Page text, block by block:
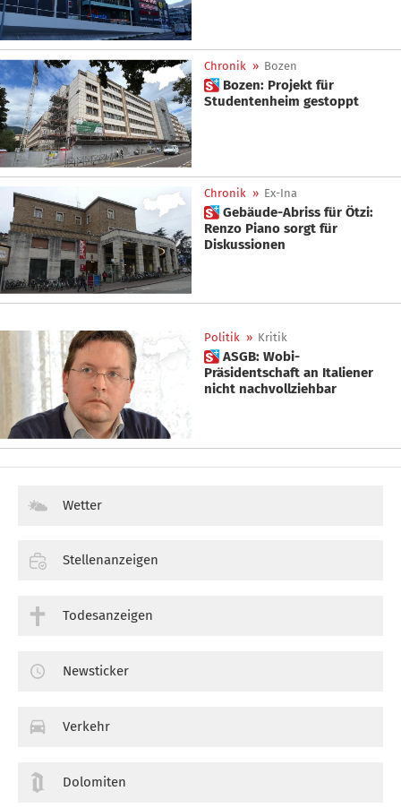
Chronik » Bozen
 Bozen: Projekt für
Studentenheim gestoppt
Chronik » Ex-Ina
 Gebäude-Abriss für Ötzi:
Renzo Piano sorgt für
Diskussionen
Politik » Kritik
 ASGB: Wobi-
Präsidentschaft an Italiener
nicht nachvollziehbar
Wetter
Stellenanzeigen
Todesanzeigen
Newsticker
Verkehr
Dolomiten